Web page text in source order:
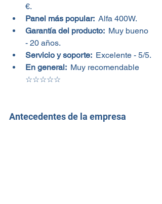
€.
Panel más popular: Alfa 400W.
Garantía del producto: Muy bueno
- 20 años.
Servicio y soporte: Excelente - 5/5.
En general: Muy recomendable
☆☆☆☆☆
Antecedentes de la empresa